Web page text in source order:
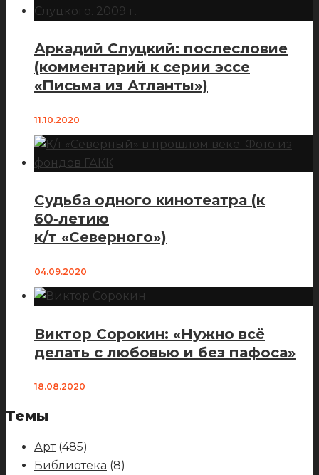
Аркадий Слуцкий: послесловие
(комментарий к серии эссе
«Письма из Атланты»)
11.10.2020
Судьба одного кинотеатра (к
60‑летию
к/т «Северного»)
04.09.2020
Виктор Сорокин: «Нужно всё
делать с любовью и без пафоса»
18.08.2020
Темы
Арт(485)
Библиотека (8)